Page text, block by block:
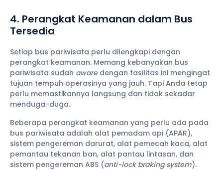
4. Perangkat Keamanan dalam Bus
Tersedia
Setiap bus pariwisata perlu dilengkapi dengan
perangkat keamanan. Memang kebanyakan bus
pariwisata sudah awaredengan fasilitas ini mengingat
tujuan tempuh operasinya yang jauh. Tapi Anda tetap
perlu memastikannya langsung dan tidak sekadar
menduga-duga.
Beberapa perangkat keamanan yang perlu ada pada
bus pariwisata adalah alat pemadam api (APAR),
sistem pengereman darurat, alat pemecah kaca, alat
pemantau tekanan ban, alat pantau lintasan, dan
sistem pengereman ABS (anti-lock braking system).